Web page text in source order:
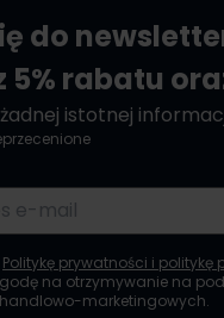
do
5% rabatu
istotnej
Politykę prywatności i politykę
na otrzymywanie na
marketingowych.